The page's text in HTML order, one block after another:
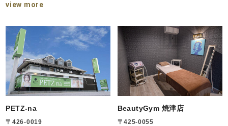
view more
PETZ-na
〒426-0019
BeautyGym 焼津店
〒425-0055